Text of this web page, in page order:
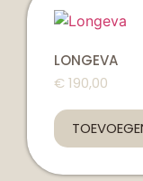
LONGEVA
€ 190,00